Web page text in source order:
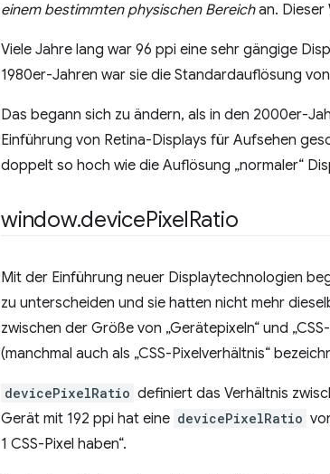
einem bestimmten physischen Bereichan. Dieser
Viele Jahre lang war 96 ppi eine sehr gängige
1980er-Jahren war sie die Standardauflösung
Das begann sich zu ändern, als in den 2000er-
Einführung von Retina-Displays für Aufsehen
doppelt so hoch wie die Auflösung „normaler“
window.devicePixelRatio
Mit der Einführung neuer Displaytechnologien
zu unterscheiden und sie hatten nicht mehr
zwischen der Größe von „Gerätepixeln“ und
(manchmal auch als „CSS-Pixelverhältnis“
devicePixelRatio definiert das Verhältnis
Gerät mit 192 ppi hat eine devicePixelRatio
1 CSS-Pixel haben“.